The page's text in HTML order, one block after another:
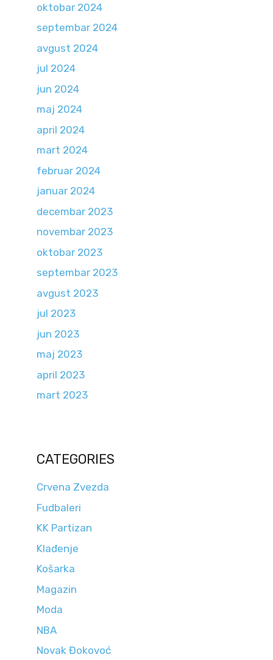
oktobar 2024
septembar 2024
avgust 2024
jul 2024
jun 2024
maj 2024
april 2024
mart 2024
februar 2024
januar 2024
decembar 2023
novembar 2023
oktobar 2023
septembar 2023
avgust 2023
jul 2023
jun 2023
maj 2023
april 2023
mart 2023
CATEGORIES
Crvena Zvezda
Fudbaleri
KK Partizan
Klađenje
Košarka
Magazin
Moda
NBA
Novak Đokovoć